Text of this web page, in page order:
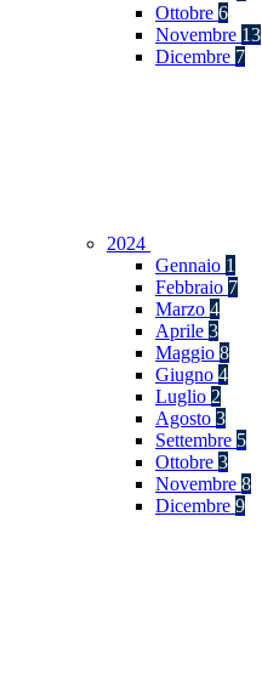
Ottobre 6
Novembre 13
Dicembre 7
2024
Gennaio 1
Febbraio 7
Marzo 4
Aprile 3
Maggio 8
Giugno 4
Luglio 2
Agosto 3
Settembre 5
Ottobre 3
Novembre 8
Dicembre 9